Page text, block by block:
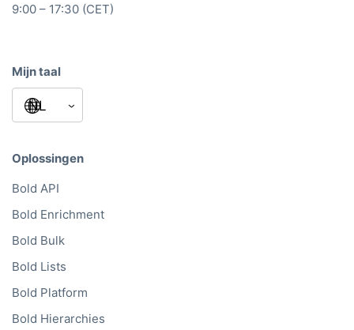
9:00 – 17:30 (CET)
Mijn taal
Oplossingen
Bold API
Bold Enrichment
Bold Bulk
Bold Lists
Bold Platform
Bold Hierarchies